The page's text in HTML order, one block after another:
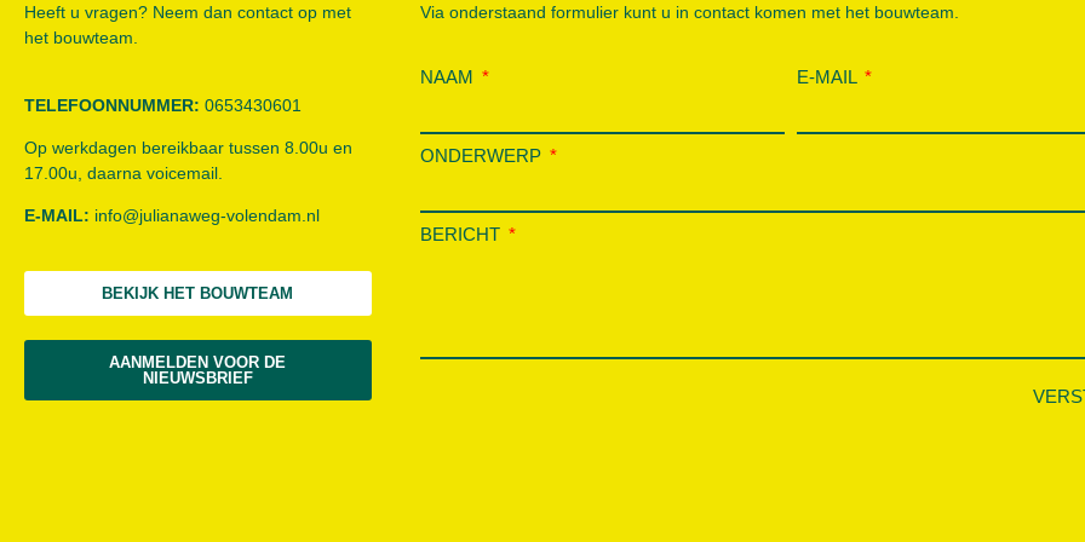
Heeft u vragen? Neem dan contact op met
het bouwteam.
TELEFOONNUMMER: 0653430601
Op werkdagen bereikbaar tussen 8.00u en
17.00u, daarna voicemail.
E-MAIL: info@julianaweg-volendam.nl
BEKIJK HET BOUWTEAM
AANMELDEN VOOR DE
NIEUWSBRIEF
Via onderstaand formulier kunt u in contact komen met het bouwteam.
NAAM E-MAIL
ONDERWERP
BERICHT